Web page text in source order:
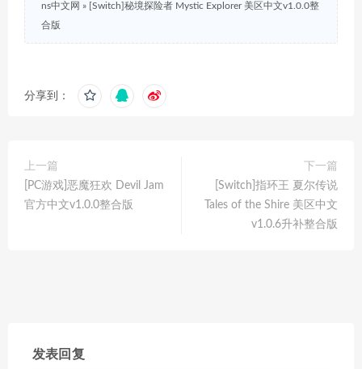
ns中文网 » [Switch]秘境探险者 Mystic Explorer 美区中文v1.0.0整
合版
分享到：
上一篇
[PC游戏]恶魔狂欢 Devil Jam
官方中文v1.0.0整合版
下一篇
[Switch]指环王 夏尔传说
Tales of the Shire 美区中文
v1.0.6升补整合版
发表回复